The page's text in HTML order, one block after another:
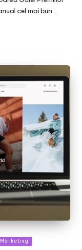
cel mai bun…